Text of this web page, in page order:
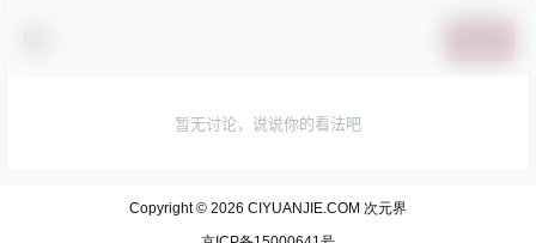
暂无讨论，说说你的看法吧
Copyright © 2026 CIYUANJIE.COM 次元界